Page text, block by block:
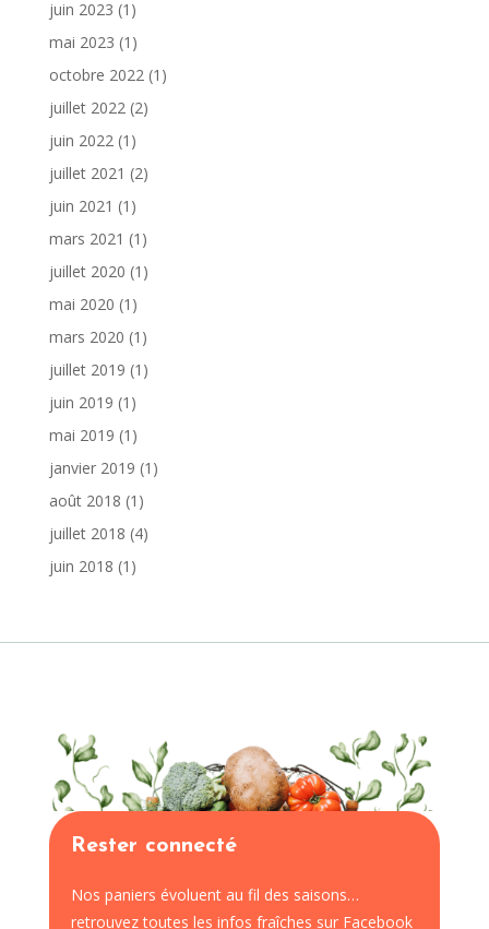
juin 2023 (1)
mai 2023 (1)
octobre 2022 (1)
juillet 2022 (2)
juin 2022 (1)
juillet 2021 (2)
juin 2021 (1)
mars 2021 (1)
juillet 2020 (1)
mai 2020 (1)
mars 2020 (1)
juillet 2019 (1)
juin 2019 (1)
mai 2019 (1)
janvier 2019 (1)
août 2018 (1)
juillet 2018 (4)
juin 2018 (1)
Rester connecté
Nos paniers évoluent au fil des saisons…
retrouvez toutes les infos fraîches sur Facebook